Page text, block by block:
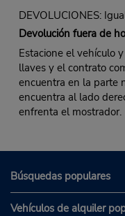
DEVOLUCIONES:
Devolución fuera de
Estacione el vehículo
llaves y el contrato
encuentra en la parte
encuentra al lado
enfrenta el mostrador.
Búsquedas populares
Vehículos de alquiler